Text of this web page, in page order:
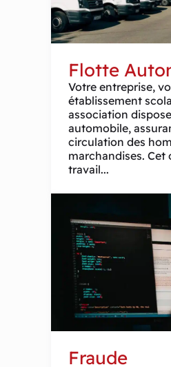
Flotte
Votre entreprise,
établissement
association
automobile,
circulation des
marchandises. Cet
travail...
Fraude